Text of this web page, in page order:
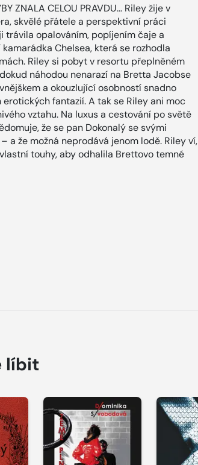
ZNALA CELOU PRAVDU… Riley žije v
skvělé přátele a perspektivní práci
trávila opalováním, popíjením čaje a
Chelsea, která se rozhodla
Riley si pobyt v resortu přeplněném
náhodou nenarazí na Bretta Jacobse
a okouzlující osobností snadno
fantazií. A tak se Riley ani moc
vztahu. Na luxus a cestování po světě
že se pan Dokonalý se svými
že možná neprodává jenom lodě. Riley ví,
touhy, aby odhalila Brettovo temné
líbit